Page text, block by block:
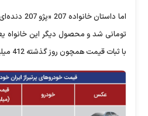
با ثبات قیمت همچون روز گذشته 412 میلیون به فروش رسید.